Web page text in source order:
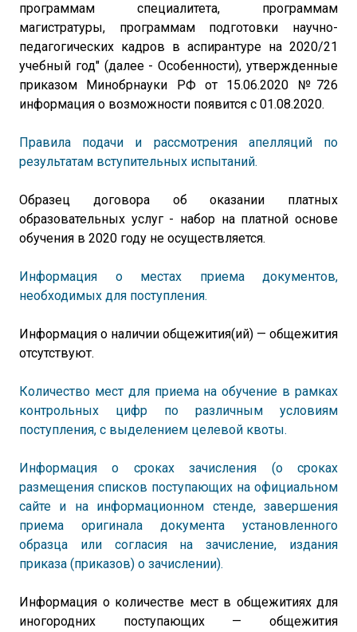
программам специалитета, программам
магистратуры, программам подготовки научно-
педагогических кадров в аспирантуре на 2020/21
учебный год" (далее - Особенности), утвержденные
приказом Минобрнауки РФ от 15.06.2020 №726
информация о возможности появится с 01.08.2020.
Правила подачи и рассмотрения апелляций по
результатам вступительных испытаний.
Образец договора об оказании платных
образовательных услуг - набор на платной основе
обучения в 2020 году не осуществляется.
Информация о местах приема документов,
необходимых для поступления.
Информация о наличии общежития(ий) — общежития
отсутствуют.
Количество мест для приема на обучение в рамках
контрольных цифр по различным условиям
поступления, с выделением целевой квоты.
Информация о сроках зачисления (о сроках
размещения списков поступающих на официальном
сайте и на информационном стенде, завершения
приема оригинала документа установленного
образца или согласия на зачисление, издания
приказа (приказов) о зачислении).
Информация о количестве мест в общежитиях для
иногородних поступающих — общежития